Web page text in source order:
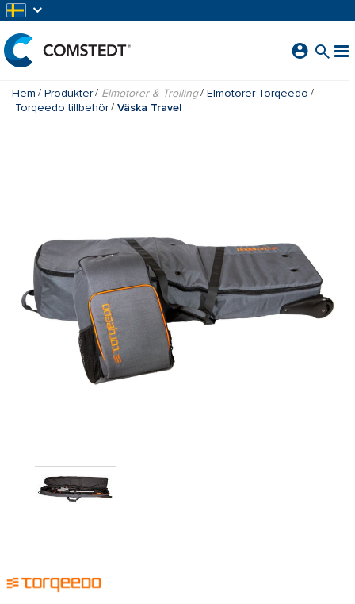
Hem Produkter Elmotorer & Trolling
Elmotorer Torqeedo
Torqeedo tillbehör
Väska Travel